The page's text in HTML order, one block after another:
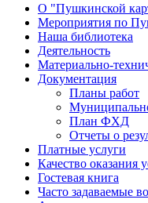
О "Пушкинской
Мероприятия по
Наша библиотека
Деятельность
Материально-
Документация
Планы работ
План ФХД
Отчеты о
Платные услуги
Качество оказания
Гостевая книга
Часто задаваемые